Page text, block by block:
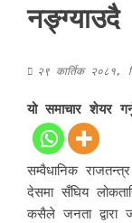
नङ्ग्याउदै
२९ कार्तिक २०८१,
यो समाचार शेयर
सम्वैधानिक
देसमा सँघिय
कसैले जनता द्वारा